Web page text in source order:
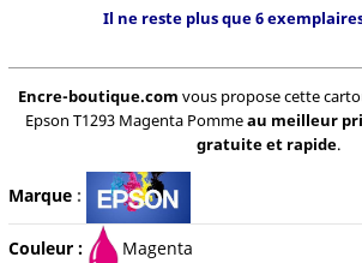
Il ne reste plus que 6
Encre-boutique.com vous propose cette
Epson T1293 Magenta Pommeau meilleur
gratuite et rapide.
Marque:
Couleur : Magenta